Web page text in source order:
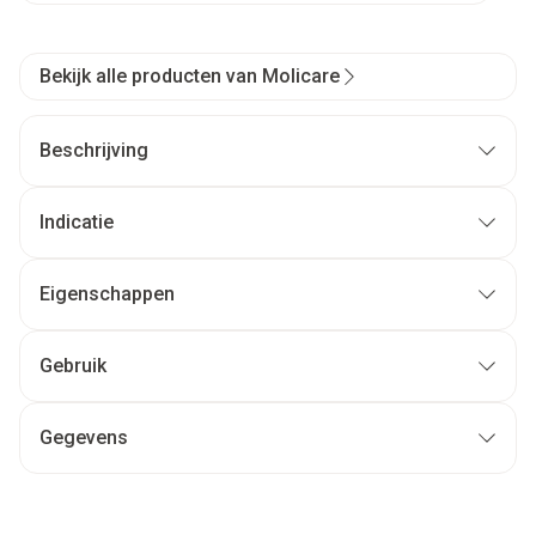
Bekijk alle producten van Molicare
Beschrijving
Indicatie
Eigenschappen
Gebruik
Gegevens